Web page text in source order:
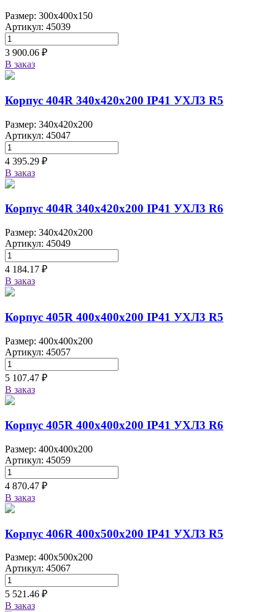
Размер: 300x400x150
Артикул: 45039
3 900.06 ₽
В заказ
Корпус 404R 340х420х200 IP41 УХЛ3 R5
Размер: 340x420x200
Артикул: 45047
4 395.29 ₽
В заказ
Корпус 404R 340х420х200 IP41 УХЛ3 R6
Размер: 340x420x200
Артикул: 45049
4 184.17 ₽
В заказ
Корпус 405R 400х400х200 IP41 УХЛ3 R5
Размер: 400x400x200
Артикул: 45057
5 107.47 ₽
В заказ
Корпус 405R 400х400х200 IP41 УХЛ3 R6
Размер: 400x400x200
Артикул: 45059
4 870.47 ₽
В заказ
Корпус 406R 400х500х200 IP41 УХЛ3 R5
Размер: 400x500x200
Артикул: 45067
5 521.46 ₽
В заказ